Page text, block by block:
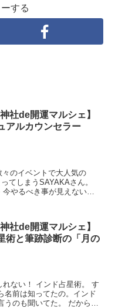
する
社de開運マルシェ】
アルカウンセラー
のイベントで大人気の
てしまうSAYAKAさん。
やるべき事が見えない
社de開運マルシェ】
術と筆跡診断の「月の
れない！ インド占星術。 す
名前は知ってたの。インド
のも聞いてた。 だからこ